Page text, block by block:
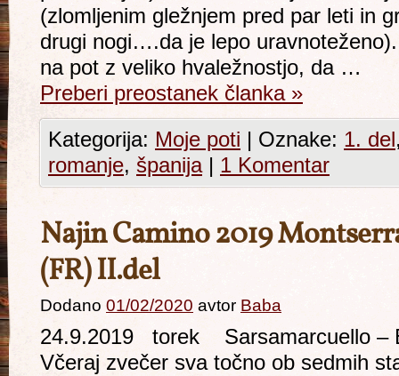
(zlomljenim gležnjem pred par leti in
drugi nogi….da je lepo
na pot z veliko hvaležnostjo, da …
Preberi preostanek članka »
Kategorija: Moje poti | Oznake: 1. del
romanje, španija | 1 Komentar
Najin Camino 2019
(FR) II.del
Dodano 01/02/2020 avtor Baba
24.9.2019 torek Sarsamarcuello
Včeraj zvečer sva točno ob sedmih